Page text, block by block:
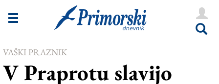
Novice
Goriška
Kultura
VAŠKI PRAZNIK
V Praprotu slavijo